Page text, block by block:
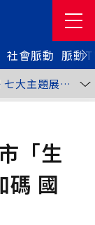
社會脈動 脈動
會挺萬和國
奪金
山醫大牙醫系
大主題展區
質詢轟食安稽
人提「食安聯
發表「微奈米
雄旗津輪渡
鬱鼻噴劑 24
再生廠環教館
閩珠自掏腰包
「生
碼 國